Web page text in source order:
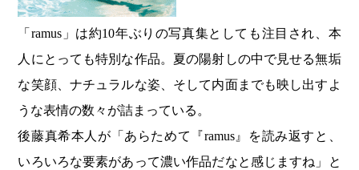
「ramus」は約10年ぶりの写真集としても注目され、本
人にとっても特別な作品。夏の陽射しの中で見せる無垢
な笑顔、ナチュラルな姿、そして内面までも映し出すよ
うな表情の数々が詰まっている。
後藤真希本人が「あらためて『ramus』を読み返すと、
いろいろな要素があって濃い作品だなと感じますね」と